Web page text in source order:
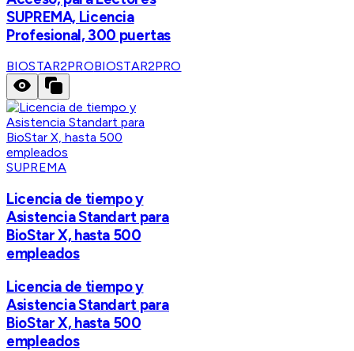
SUPREMA, Licencia
Profesional, 300 puertas
BIOSTAR2PROBIOSTAR2PRO
SUPREMA
Licencia de tiempo y
Asistencia Standart para
BioStar X, hasta 500
empleados
Licencia de tiempo y
Asistencia Standart para
BioStar X, hasta 500
empleados